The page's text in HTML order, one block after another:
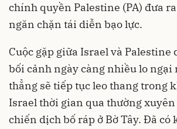
chính quyền Palestine (PA) đưa
ngăn chặn tái diễn bạo lực.
Cuộc gặp giữa Israel và
bối cảnh ngày càng nhiều lo ngại
thẳng sẽ tiếp tục leo thang trong
Israel thời gian qua thường
chiến dịch bố ráp ở Bờ Tây. Đã có